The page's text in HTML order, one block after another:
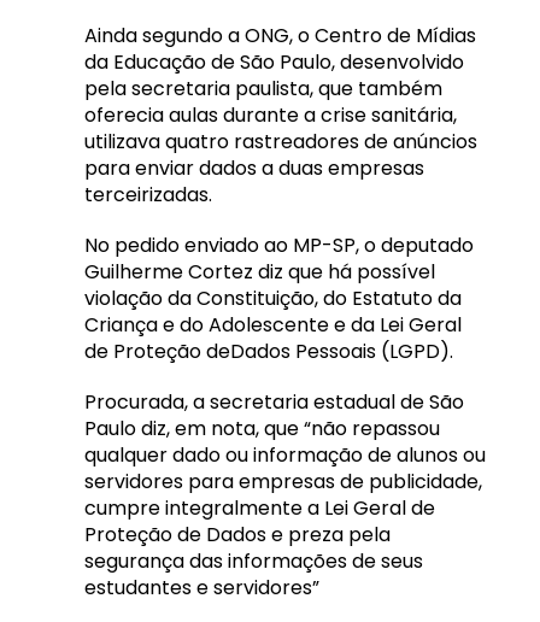
Ainda segundo a ONG, o Centro de Mídias
da Educação de São Paulo, desenvolvido
pela secretaria paulista, que também
oferecia aulas durante a crise sanitária,
utilizava quatro rastreadores de anúncios
para enviar dados a duas empresas
terceirizadas.
No pedido enviado ao MP-SP, o deputado
Guilherme Cortez diz que há possível
violação da Constituição, do Estatuto da
Criança e do Adolescente e da Lei Geral
de Proteção deDados Pessoais (LGPD).
Procurada, a secretaria estadual de São
Paulo diz, em nota, que “não repassou
qualquer dado ou informação de alunos ou
servidores para empresas de publicidade,
cumpre integralmente a Lei Geral de
Proteção de Dados e preza pela
segurança das informações de seus
estudantes e servidores”